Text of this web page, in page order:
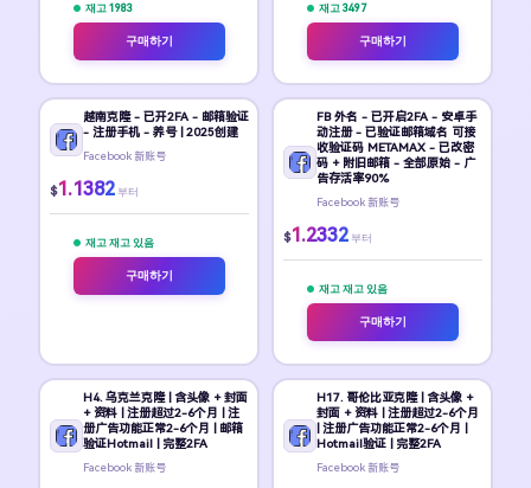
재고 1983
구매하기
재고 3497
구매하기
越南克隆 - 已开2FA - 邮箱验证
- 注册手机 - 养号 | 2025创建
Facebook 新账号
$1.1382 부터
재고 재고 있음
구매하기
FB 外名 - 已开启2FA - 安卓手
动注册 - 已验证邮箱域名 可接
收验证码 METAMAX - 已改密
码 + 附旧邮箱 - 全部原始 - 广
告存活率90%
Facebook 新账号
$1.2332 부터
재고 재고 있음
구매하기
H4. 乌克兰克隆 | 含头像 + 封面
+ 资料 | 注册超过2-6个月 | 注
册广告功能正常2-6个月 | 邮箱
验证Hotmail | 完整2FA
Facebook 新账号
H17. 哥伦比亚克隆 | 含头像 +
封面 + 资料 | 注册超过2-6个月
| 注册广告功能正常2-6个月 |
Hotmail验证 | 完整2FA
Facebook 新账号